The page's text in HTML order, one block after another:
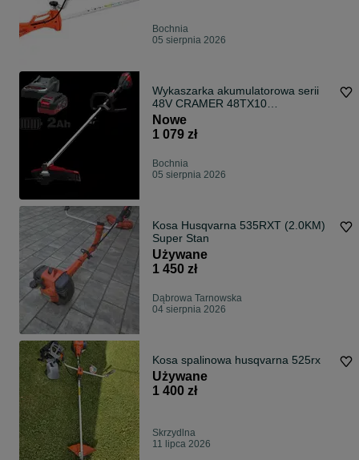
Bochnia
05 sierpnia 2026
Wykaszarka akumulatorowa serii
48V CRAMER 48TX10
PROMOCJA!
Nowe
1 079 zł
Bochnia
05 sierpnia 2026
Kosa Husqvarna 535RXT (2.0KM)
Super Stan
Używane
1 450 zł
Dąbrowa Tarnowska
04 sierpnia 2026
Kosa spalinowa husqvarna 525rx
Używane
1 400 zł
Skrzydlna
11 lipca 2026